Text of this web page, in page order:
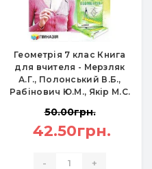
Геометрія 7 клас Книга
для вчителя - Мерзляк
А.Г., Полонський В.Б.,
Рабінович Ю.М., Якір М.С.
50.00грн.
42.50грн.
- +